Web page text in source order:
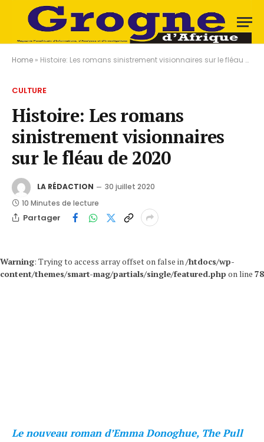
Home » Histoire: Les romans sinistrement visionnaires sur le fléau de 2020
CULTURE
Histoire: Les romans
sinistrement visionnaires
sur le fléau de 2020
LA RÉDACTION
30 juillet 2020
10 Minutes de lecture
Partager
Warning: Trying to access array offset on false in/htdocs/wp-
content/themes/smart-mag/partials/single/featured.php on line 78
Le nouveau roman d’Emma Donoghue, The Pull